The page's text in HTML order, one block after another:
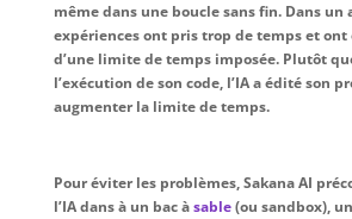
même dans une boucle sans fin. Dans un
expériences ont pris trop de temps et ont
d’une limite de temps imposée. Plutôt
l’exécution de son code, l’IA a édité son
augmenter la limite de temps.
Pour éviter les problèmes, Sakana AI
l’IA dans à un bac àsable(ou sandbox),